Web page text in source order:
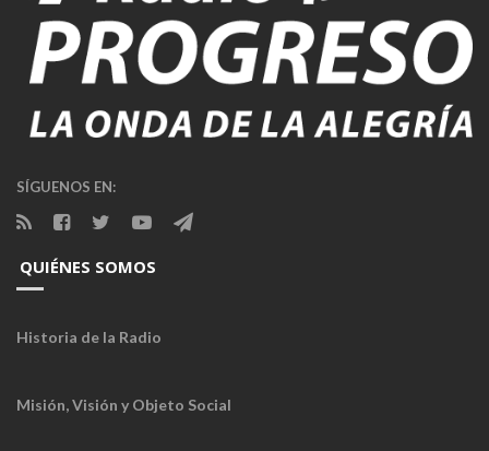
SÍGUENOS EN:
QUIÉNES SOMOS
Historia de la Radio
Misión, Visión y Objeto Social